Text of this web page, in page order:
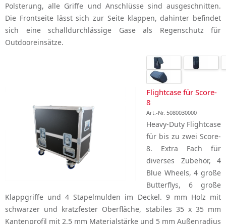
Polsterung, alle Griffe und Anschlüsse sind ausgeschnitten.
Die Frontseite lässt sich zur Seite klappen, dahinter befindet
sich eine schalldurchlässige Gase als Regenschutz für
Outdooreinsätze.
Flightcase für Score-
8
Art.-Nr. 5080030000
Heavy-Duty Flightcase
für bis zu zwei Score-
8. Extra Fach für
diverses Zubehör, 4
Blue Wheels, 4 große
Butterflys, 6 große
Klappgriffe und 4 Stapelmulden im Deckel. 9 mm Holz mit
schwarzer und kratzfester Oberfläche, stabiles 35 x 35 mm
Kantenprofil mit 2,5 mm Materialstärke und 5 mm Außenradius